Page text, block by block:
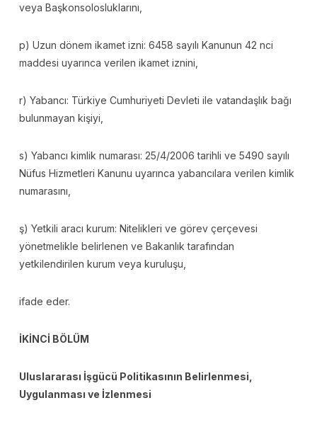
veya Başkonsolosluklarını,
p) Uzun dönem ikamet izni: 6458 sayılı Kanunun 42 nci
maddesi uyarınca verilen ikamet iznini,
r) Yabancı: Türkiye Cumhuriyeti Devleti ile vatandaşlık bağı
bulunmayan kişiyi,
s) Yabancı kimlik numarası: 25/4/2006 tarihli ve 5490 sayılı
Nüfus Hizmetleri Kanunu uyarınca yabancılara verilen kimlik
numarasını,
ş) Yetkili aracı kurum: Nitelikleri ve görev çerçevesi
yönetmelikle belirlenen ve Bakanlık tarafından
yetkilendirilen kurum veya kuruluşu,
ifade eder.
İKİNCİ BÖLÜM
Uluslararası İşgücü Politikasının Belirlenmesi,
Uygulanması ve İzlenmesi